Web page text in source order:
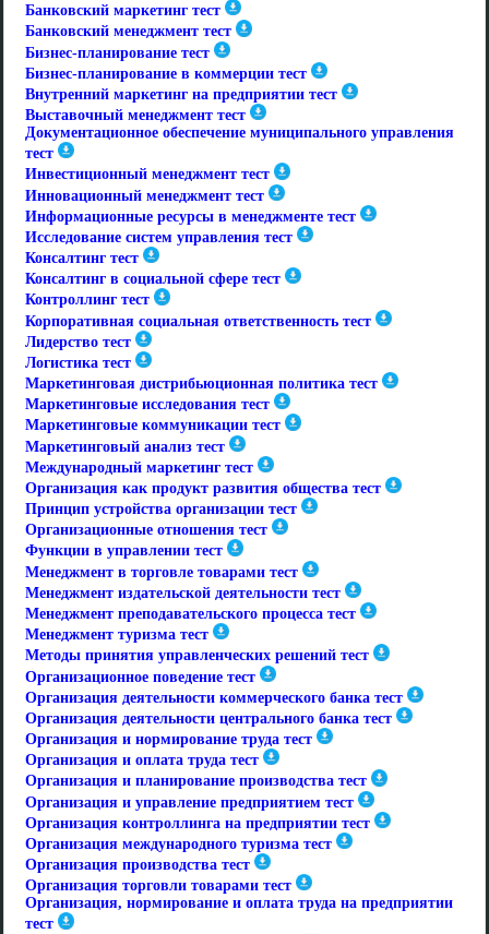
Банковский маркетинг тест
Банковский менеджмент тест
Бизнес-планирование тест
Бизнес-планирование в коммерции тест
Внутренний маркетинг на предприятии тест
Выставочный менеджмент тест
Документационное обеспечение муниципального управления
тест
Инвестиционный менеджмент тест
Инновационный менеджмент тест
Информационные ресурсы в менеджменте тест
Исследование систем управления тест
Консалтинг тест
Консалтинг в социальной сфере тест
Контроллинг тест
Корпоративная социальная ответственность тест
Лидерство тест
Логистика тест
Маркетинговая дистрибьюционная политика тест
Маркетинговые исследования тест
Маркетинговые коммуникации тест
Маркетинговый анализ тест
Международный маркетинг тест
Организация как продукт развития общества тест
Принцип устройства организации тест
Организационные отношения тест
Функции в управлении тест
Менеджмент в торговле товарами тест
Менеджмент издательской деятельности тест
Менеджмент преподавательского процесса тест
Менеджмент туризма тест
Методы принятия управленческих решений тест
Организационное поведение тест
Организация деятельности коммерческого банка тест
Организация деятельности центрального банка тест
Организация и нормирование труда тест
Организация и оплата труда тест
Организация и планирование производства тест
Организация и управление предприятием тест
Организация контроллинга на предприятии тест
Организация международного туризма тест
Организация производства тест
Организация торговли товарами тест
Организация, нормирование и оплата труда на предприятии
тест